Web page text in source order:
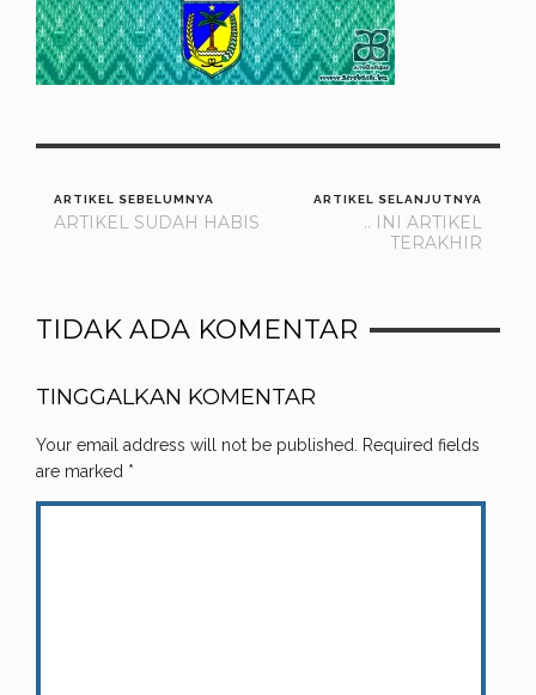
ARTIKEL SEBELUMNYA
ARTIKEL SUDAH HABIS
ARTIKEL SELANJUTNYA
.. INI ARTIKEL
TERAKHIR
TIDAK ADA KOMENTAR
TINGGALKAN KOMENTAR
Your email address will not be published. Required fields
are marked *